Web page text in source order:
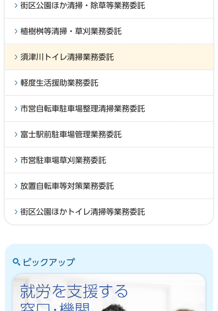
街区公園ほか清掃・除草等業務委託
植樹桝等清掃・草刈業務委託
須津川トイレ清掃業務委託
軽度生活援助業務委託
市営自転車駐車場整理清掃業務委託
富士駅前駐車場管理業務委託
市営駐車場草刈業務委託
放置自転車等対策業務委託
街区公園ほかトイレ清掃等業務委託
ピックアップ